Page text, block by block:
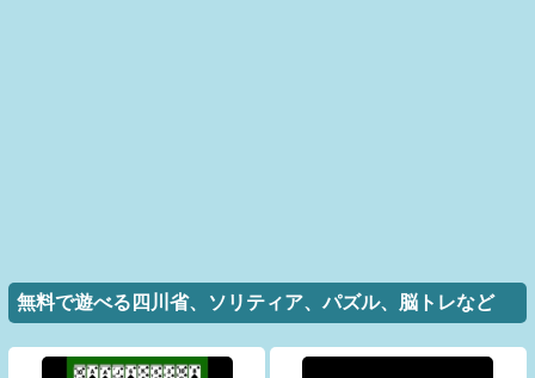
無料で遊べる四川省、ソリティア、パズル、脳トレなど